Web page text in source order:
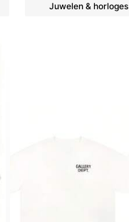
Juwelen & horloges